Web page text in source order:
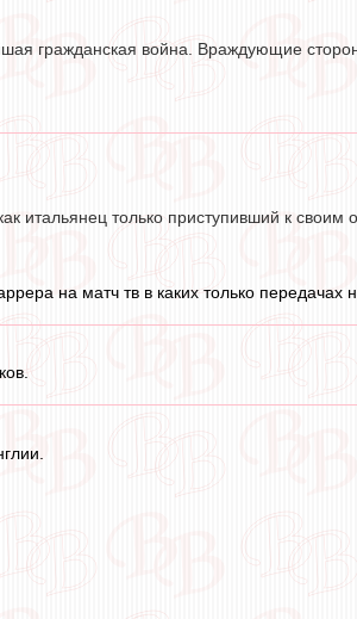
гражданская война. Враждующие
итальянец только приступивший к своим
на матч тв в каких только передачах